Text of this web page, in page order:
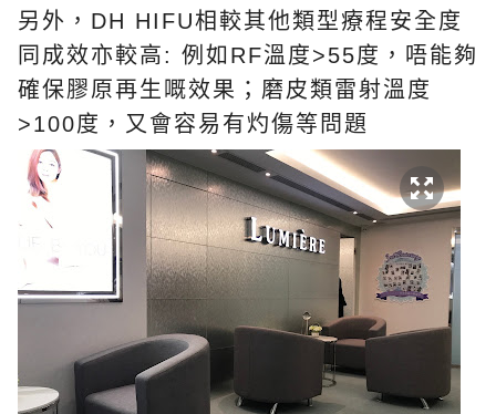
另外，DH HIFU相較其他類型療程安全度
同成效亦較高: 例如 RF溫度>55度，唔能夠
確保膠原再生嘅效果； 磨皮類雷射溫度
>100度，又會容易有灼傷等問題